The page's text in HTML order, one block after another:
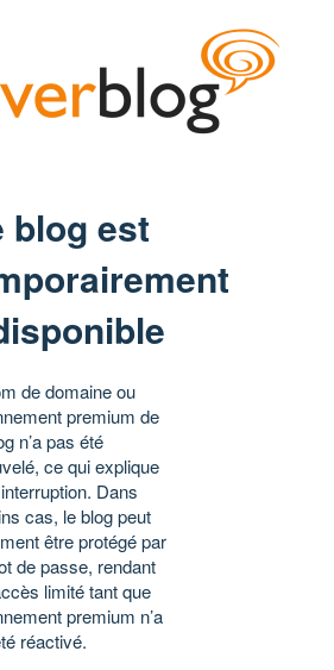
blog est
de domaine ou
premium de
n’a pas été
ce qui explique
Dans
cas, le blog peut
être protégé par
de passe, rendant
limité tant que
premium n’a
réactivé.